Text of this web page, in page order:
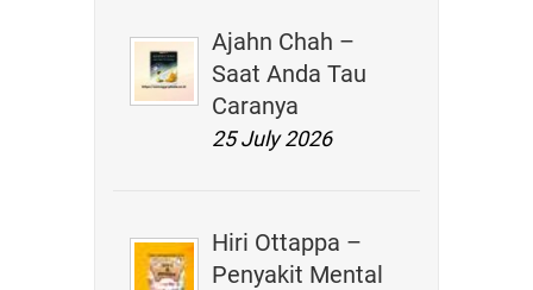
Ajahn Chah –
Saat Anda Tau
Caranya
25 July 2026
Hiri Ottappa –
Penyakit Mental